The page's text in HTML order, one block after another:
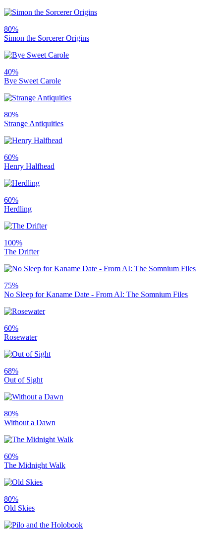
80%
Simon the Sorcerer Origins
40%
Bye Sweet Carole
80%
Strange Antiquities
60%
Henry Halfhead
60%
Herdling
100%
The Drifter
75%
No Sleep for Kaname Date - From AI: The Somnium Files
60%
Rosewater
68%
Out of Sight
80%
Without a Dawn
60%
The Midnight Walk
80%
Old Skies